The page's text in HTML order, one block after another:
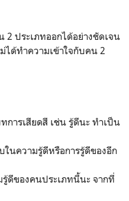
2 ประเภทออกได้อย่างชัดเจน
ได้ทำความเข้าใจกับคน 2
ารเสียดสี เช่น รู้ดีนะ ทำเป็น
นความรู้ดีหรือการรู้ดีของอีก
รู้ดีของคนประเภทนี้นะ จากที่